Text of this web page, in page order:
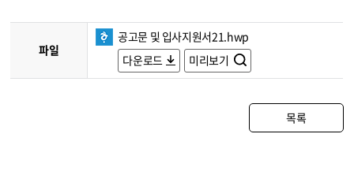
파일
공고문 및 입사지원서21.hwp
다운로드
미리보기
목록